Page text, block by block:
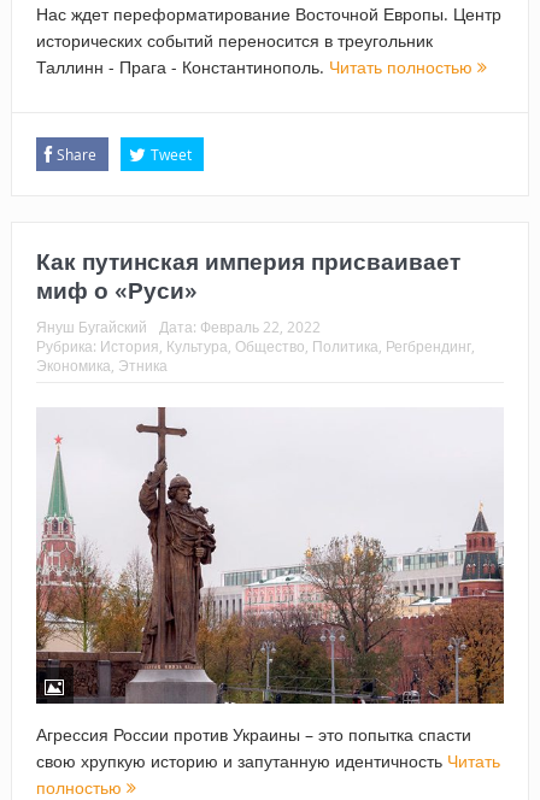
Нас ждет переформатирование Восточной Европы. Центр
исторических событий переносится в треугольник
Таллинн - Прага - Константинополь. Читать полностью
Share Tweet
Как путинская империя присваивает
миф о «Руси»
Януш Бугайский Дата: Февраль 22, 2022
Рубрика: История, Культура, Общество, Политика, Регбрендинг,
Экономика, Этника
Агрессия России против Украины – это попытка спасти
свою хрупкую историю и запутанную идентичность Читать
полностью